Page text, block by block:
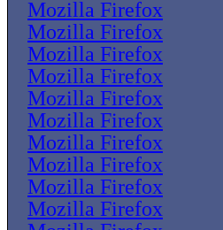
Mozilla Firefox
Mozilla Firefox
Mozilla Firefox
Mozilla Firefox
Mozilla Firefox
Mozilla Firefox
Mozilla Firefox
Mozilla Firefox
Mozilla Firefox
Mozilla Firefox